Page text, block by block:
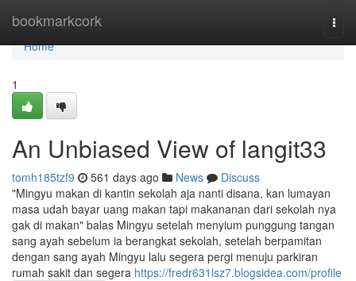
bookmarkcork
Home
Home
1
An Unbiased View of langit33
tomh185tzf9 561 days ago News
Discuss
"Mingyu makan di kantin sekolah aja nanti disana, kan lumayan
masa udah bayar uang makan tapi makananan dari sekolah nya
gak di makan" balas Mingyu setelah menyium punggung tangan
sang ayah sebelum ia berangkat sekolah, setelah berpamitan
dengan sang ayah Mingyu lalu segera pergi menuju parkiran
rumah sakit dan segera https://fredr631lsz7.blogsidea.com/profile